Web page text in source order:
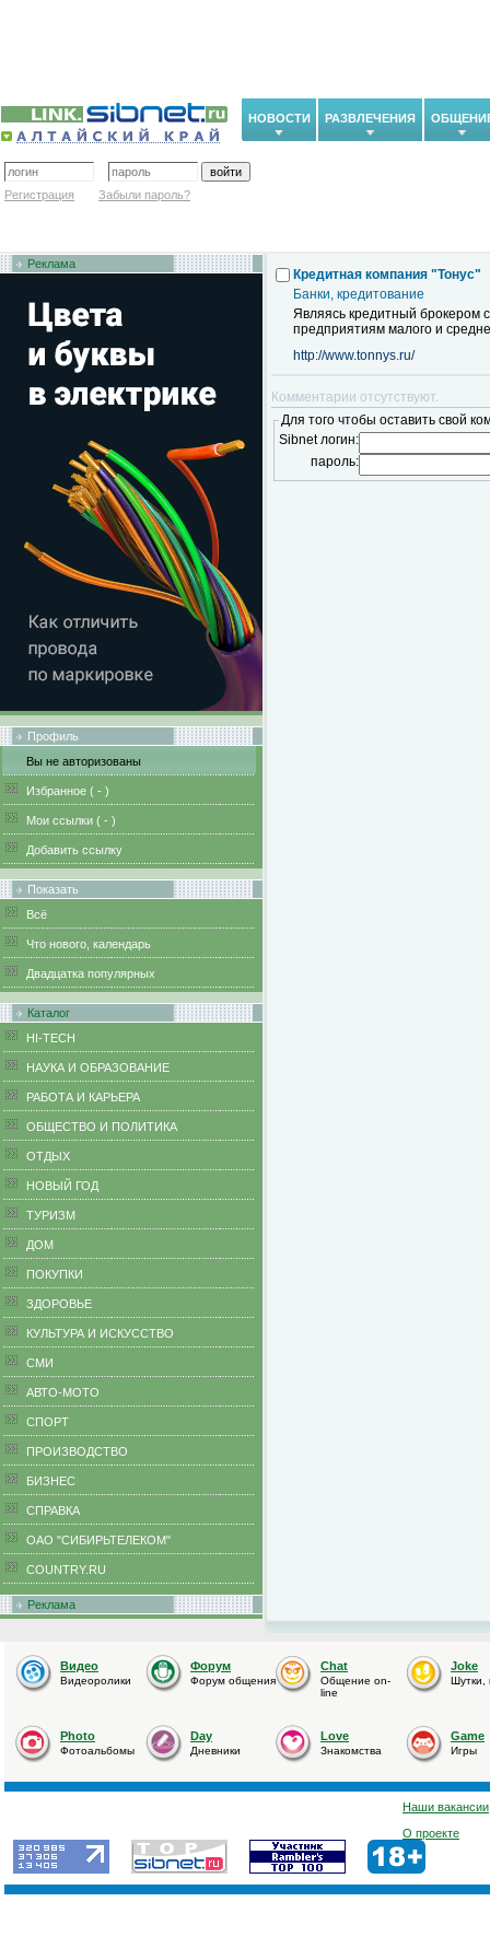
НОВОСТИ РАЗВЛЕЧЕНИЯ
Регистрация Забыли пароль?
Реклама
Профиль
Вы не авторизованы
Избранное ( - )
Мои ссылки ( - )
Добавить ссылку
Показать
Всё
Что нового, календарь
Двадцатка популярных
Каталог
HI-TECH
НАУКА И ОБРАЗОВАНИЕ
РАБОТА И КАРЬЕРА
ОБЩЕСТВО И ПОЛИТИКА
ОТДЫХ
НОВЫЙ ГОД
ТУРИЗМ
ДОМ
ПОКУПКИ
ЗДОРОВЬЕ
КУЛЬТУРА И ИСКУССТВО
СМИ
АВТО-МОТО
СПОРТ
ПРОИЗВОДСТВО
БИЗНЕС
CПРАВКА
ОАО "СИБИРЬТЕЛЕКОМ"
COUNTRY.RU
Реклама
Кредитная компания "Тонус"
Банки, кредитование
Являясь кредитный брокером
предприятиям малого и
http://www.tonnys.ru/
Комментарии отсутствуют.
Для того чтобы оставить свой
Sibnet логин:
пароль:
Видео
Видеоролики
Форум
Форум общения
Chat
Общение on-
line
Joke
Шутки,
Photo
Фотоальбомы
Day
Дневники
Love
Знакомства
Game
Игры
Наши вакансии
О проекте